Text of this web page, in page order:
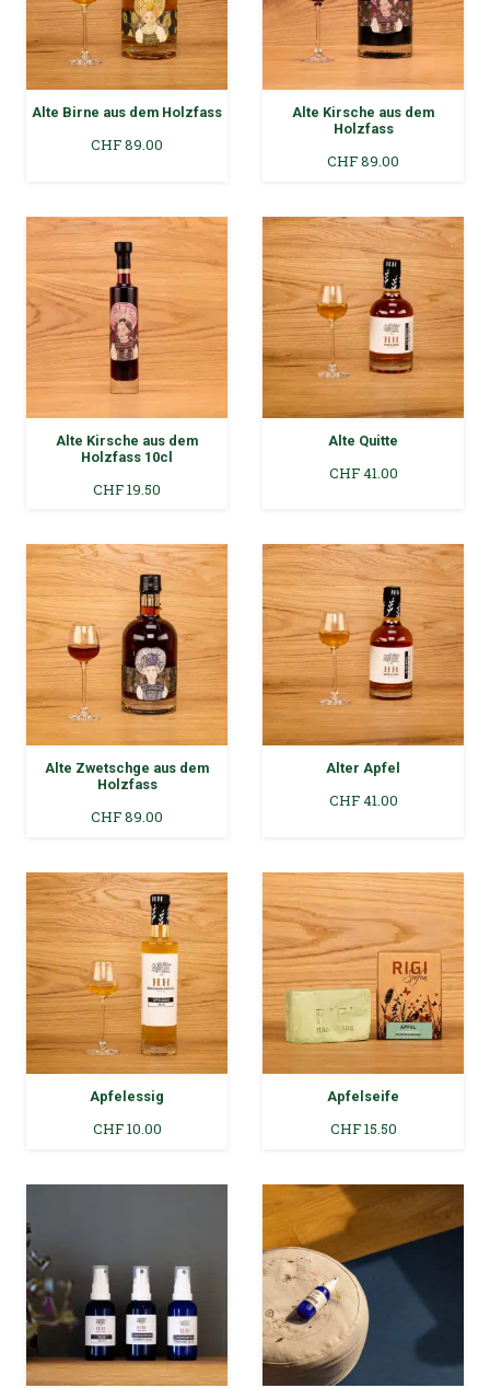
Alte Birne aus dem Holzfass
CHF89.00
Alte Kirsche aus dem
Holzfass
CHF89.00
Alte Kirsche aus dem
Holzfass 10cl
CHF19.50
Alte Quitte
CHF41.00
Alte Zwetschge aus dem
Holzfass
CHF89.00
Alter Apfel
CHF41.00
Apfelessig
CHF10.00
Apfelseife
CHF15.50